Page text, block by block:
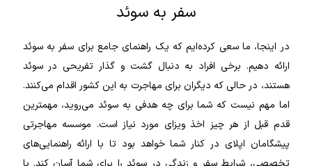
سفر به سوئد
در اینجا، ما سعی کرده‌ایم که یک راهنمای جامع برای سفر به سوئد
ارائه دهیم. برخی افراد به دنبال گشت و گذار تفریحی در سوئد
هستند، در حالی که دیگران برای مهاجرت به این کشور اقدام می‌کنند.
اما مهم نیست که شما برای چه هدفی به سوئد می‌روید، مهمترین
قدم قبل از هر چیز اخذ ویزای مورد نیاز است. موسسه مهاجرتی
پیشگامان اپلای در کنار شما خواهد بود تا با ارائه راهنمایی‌های